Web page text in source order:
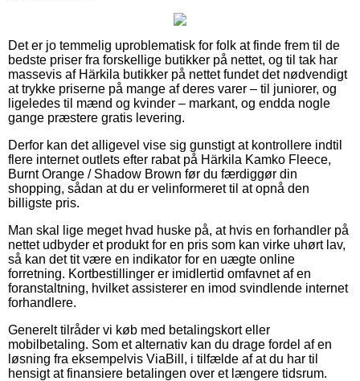
Det er jo temmelig uproblematisk for folk at finde frem til de
bedste priser fra forskellige butikker på nettet, og til tak har
massevis af Härkila butikker på nettet fundet det nødvendigt
at trykke priserne på mange af deres varer – til juniorer, og
ligeledes til mænd og kvinder – markant, og endda nogle
gange præstere gratis levering.
Derfor kan det alligevel vise sig gunstigt at kontrollere indtil
flere internet outlets efter rabat på Härkila Kamko Fleece,
Burnt Orange / Shadow Brown før du færdiggør din
shopping, sådan at du er velinformeret til at opnå den
billigste pris.
Man skal lige meget hvad huske på, at hvis en forhandler på
nettet udbyder et produkt for en pris som kan virke uhørt lav,
så kan det tit være en indikator for en uægte online
forretning. Kortbestillinger er imidlertid omfavnet af en
foranstaltning, hvilket assisterer en imod svindlende internet
forhandlere.
Generelt tilråder vi køb med betalingskort eller
mobilbetaling. Som et alternativ kan du drage fordel af en
løsning fra eksempelvis ViaBill, i tilfælde af at du har til
hensigt at finansiere betalingen over et længere tidsrum.